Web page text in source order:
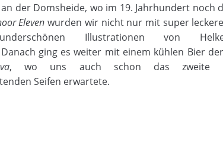
der Domsheide, wo im 19. Jahrhundert noch
Eleven wurden wir nicht nur mit super
Illustrationen von
ging es weiter mit einem kühlen Bier
, wo uns auch schon das zweite
Seifen erwartete.